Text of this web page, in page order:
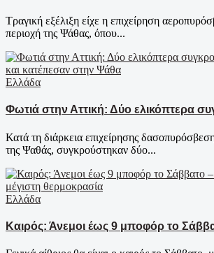
Τραγική εξέλιξη είχε η επιχείρηση
περιοχή της Ψάθας, όπου...
Ελλάδα
Φωτιά στην Αττική: Δύο ελικόπτερα
Κατά τη διάρκεια επιχείρησης
της Ψαθάς, συγκρούστηκαν δύο...
Ελλάδα
Καιρός: Άνεμοι έως 9 μποφόρ το